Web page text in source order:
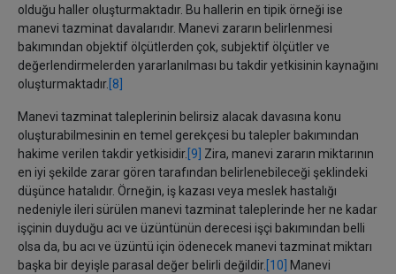
olduğu haller oluşturmaktadır. Bu hallerin en tipik örneği ise
manevi tazminat davalarıdır. Manevi zararın belirlenmesi
bakımından objektif ölçütlerden çok, subjektif ölçütler ve
değerlendirmelerden yararlanılması bu takdir yetkisinin kaynağını
oluşturmaktadır. [8]
Manevi tazminat taleplerinin belirsiz alacak davasına konu
oluşturabilmesinin en temel gerekçesi bu talepler bakımından
hakime verilen takdir yetkisidir. [9] Zira, manevi zararın miktarının
en iyi şekilde zarar gören tarafından belirlenebileceği şeklindeki
düşünce hatalıdır. Örneğin, iş kazası veya meslek hastalığı
nedeniyle ileri sürülen manevi tazminat taleplerinde her ne kadar
işçinin duyduğu acı ve üzüntünün derecesi işçi bakımından belli
olsa da, bu acı ve üzüntü için ödenecek manevi tazminat miktarı
başka bir deyişle parasal değer belirli değildir. [10]
Manevi